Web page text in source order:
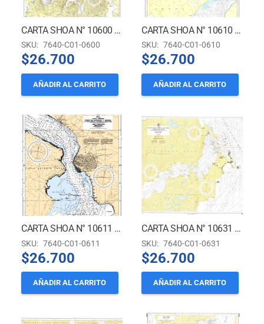
CARTA SHOA N° 10600 – CANAL UNIÓN A PUERTO NATALES *
SKU: 7640-C01-0600
$26.700
AÑADIR AL CARRITO
CARTA SHOA N° 10610 – CANAL SEÑORET, ESTERO EBERHARDT Y ÚLTIMA ESPERANZA *
SKU: 7640-C01-0610
$26.700
AÑADIR AL CARRITO
CARTA SHOA N° 10611 – CANAL SEÑORET PUERTO NATALES Y BORIES *
SKU: 7640-C01-0611
$26.700
AÑADIR AL CARRITO
CARTA SHOA N° 10631 – ACCESO NORTE A CANAL SANTA MARÍA Y ANGOSTURA WHITE *
SKU: 7640-C01-0631
$26.700
AÑADIR AL CARRITO